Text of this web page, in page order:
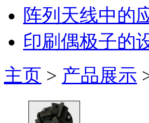
阵列天线中的
印刷偶极子的
主页 > 产品展示